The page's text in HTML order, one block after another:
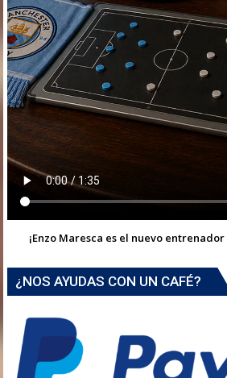
¡Enzo Maresca es el nuevo
¿NOS AYUDAS CON UN CAFÉ?